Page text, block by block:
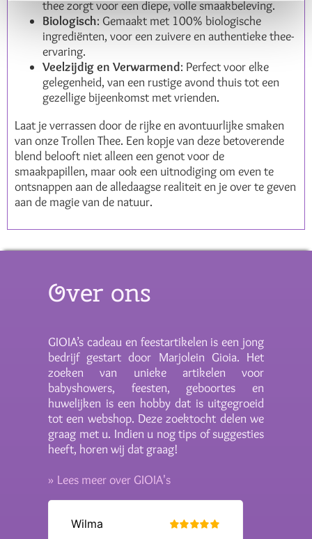
thee zorgt voor een diepe, volle smaakbeleving.
Biologisch: Gemaakt met 100% biologische
ingrediënten, voor een zuivere en authentieke thee-
ervaring.
Veelzijdig en Verwarmend: Perfect voor elke
gelegenheid, van een rustige avond thuis tot een
gezellige bijeenkomst met vrienden.
Laat je verrassen door de rijke en avontuurlijke smaken
van onze Trollen Thee. Een kopje van deze betoverende
blend belooft niet alleen een genot voor de
smaakpapillen, maar ook een uitnodiging om even te
ontsnappen aan de alledaagse realiteit en je over te geven
aan de magie van de natuur.
Over ons
GIOIA’s cadeau en feestartikelen is een jong
bedrijf gestart door Marjolein Gioia. Het
zoeken van unieke artikelen voor
babyshowers, feesten, geboortes en
huwelijken is een hobby dat is uitgegroeid
tot een webshop. Deze zoektocht delen we
graag met u. Indien u nog tips of suggesties
heeft, horen wij dat graag!
» Lees meer over GIOIA's